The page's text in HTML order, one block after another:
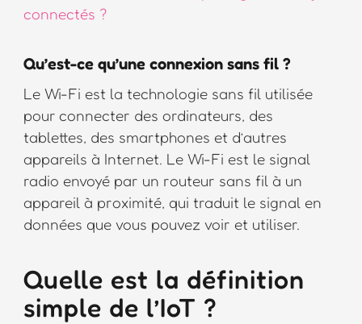
connectés ?
Qu’est-ce qu’une connexion sans fil ?
Le Wi-Fi est la technologie sans fil utilisée
pour connecter des ordinateurs, des
tablettes, des smartphones et d’autres
appareils à Internet. Le Wi-Fi est le signal
radio envoyé par un routeur sans fil à un
appareil à proximité, qui traduit le signal en
données que vous pouvez voir et utiliser.
Quelle est la définition
simple de l’IoT ?